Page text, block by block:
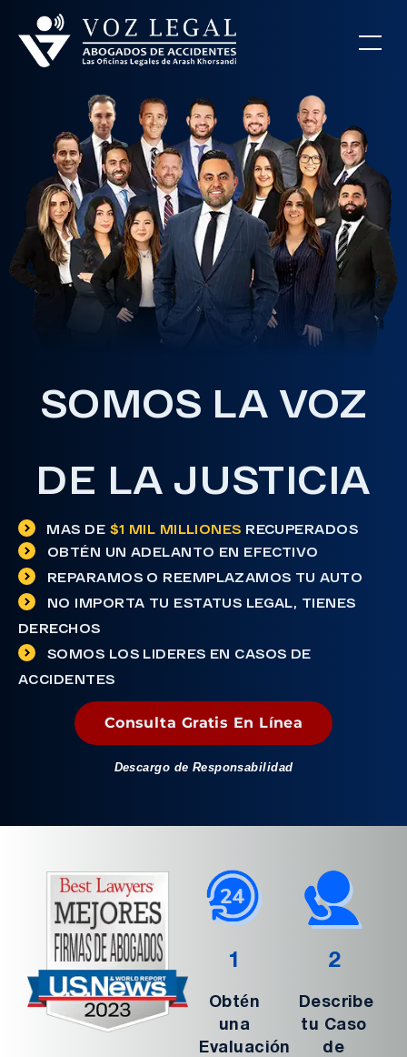
SOMOS LA VOZ
DE LA JUSTICIA
MAS DE $1 MIL MILLIONES RECUPERADOS
OBTÉN UN ADELANTO EN EFECTIVO
REPARAMOS O REEMPLAZAMOS TU AUTO
NO IMPORTA TU ESTATUS LEGAL, TIENES
DERECHOS
SOMOS LOS LIDERES EN CASOS DE
ACCIDENTES
Consulta Gratis En Línea
Descargo de Responsabilidad
1
Obtén
una
Evaluación
2
Describe
tu Caso
de